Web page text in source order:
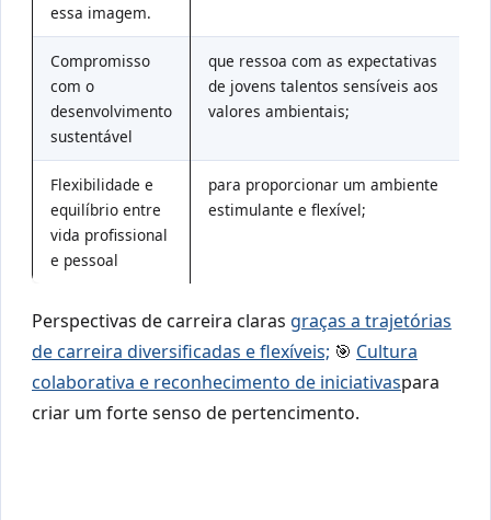
essa imagem.
Compromisso
com o
desenvolvimento
sustentável
que ressoa com as expectativas
de jovens talentos sensíveis aos
valores ambientais;
Flexibilidade e
equilíbrio entre
vida profissional
e pessoal
para proporcionar um ambiente
estimulante e flexível;
Perspectivas de carreira claras graças a trajetórias
de carreira diversificadas e flexíveis; 🎯 Cultura
colaborativa e reconhecimento de iniciativaspara
criar um forte senso de pertencimento.